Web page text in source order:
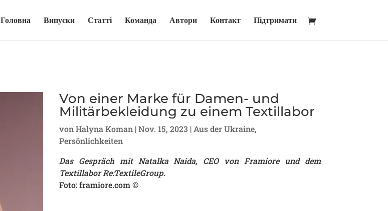
Головна Випуски Статті Команда Автори Контакт Підтримати
Von einer Marke für Damen- und
Militärbekleidung zu einem Textillabor
vonHalyna Koman |Nov. 15, 2023 | Aus der Ukraine,
Persönlichkeiten
Das Gespräch mit Natalka Naida, CEO von Framiore und dem
Textillabor Re:TextileGroup.
Foto: framiore.com ©